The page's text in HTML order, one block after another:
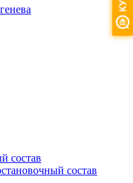
состав
состав